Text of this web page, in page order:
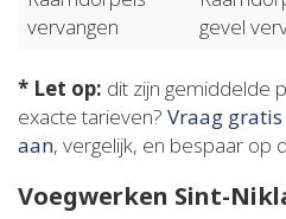
vervangen
gevel
* Let op: dit zijn gemiddelde
exacte tarieven? Vraag
aan, vergelijk, en bespaar op
Voegwerken Sint-